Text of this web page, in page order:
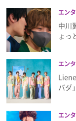
エン
中川
ょっ
エン
バダ
エン